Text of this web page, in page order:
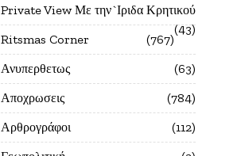
Private View Με την`Ιριδα Κρητικού
43
Ritsmas Corner
767
Ανυπερθετως
63
Αποχρωσεις
784
Αρθρογράφοι
112